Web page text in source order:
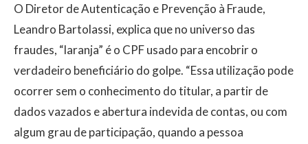
O Diretor de Autenticação e Prevenção à Fraude,
Leandro Bartolassi, explica que no universo das
fraudes, “laranja” é o CPF usado para encobrir o
verdadeiro beneficiário do golpe. “Essa utilização pode
ocorrer sem o conhecimento do titular, a partir de
dados vazados e abertura indevida de contas, ou com
algum grau de participação, quando a pessoa